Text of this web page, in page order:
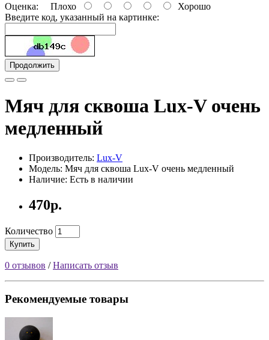
Оценка: Плохо
Хорошо
Введите код, указанный на картинке:
Продолжить
Мяч для сквоша Lux-V очень
медленный
Производитель: Lux-V
Модель: Мяч для сквоша Lux-V очень медленный
Наличие: Есть в наличии
470р.
Количество
Купить
0 отзывов /Написать отзыв
Рекомендуемые товары